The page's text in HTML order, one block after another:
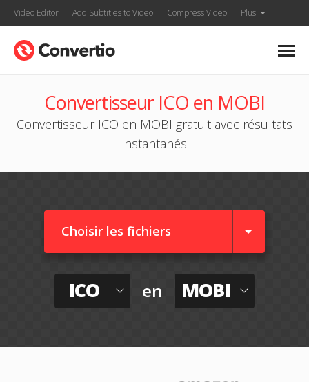
Video Editor Add Subtitles to Video Compress Video Plus
Convertisseur ICO en MOBI
Convertisseur ICO en MOBI gratuit avec résultats
instantanés
Choisir les fichiers
ICO en MOBI